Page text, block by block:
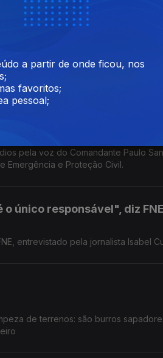
de um inquérito a decorrer sobre
de Pedro Henriques, ex-
pela voz do Comandante Paulo
Emergência e Proteção Civil.
único responsável", diz FNE
entrevistado pela jornalista Isabel
de terrenos: são burros
a partir de onde ficou, nos
favoritos;
pessoal;